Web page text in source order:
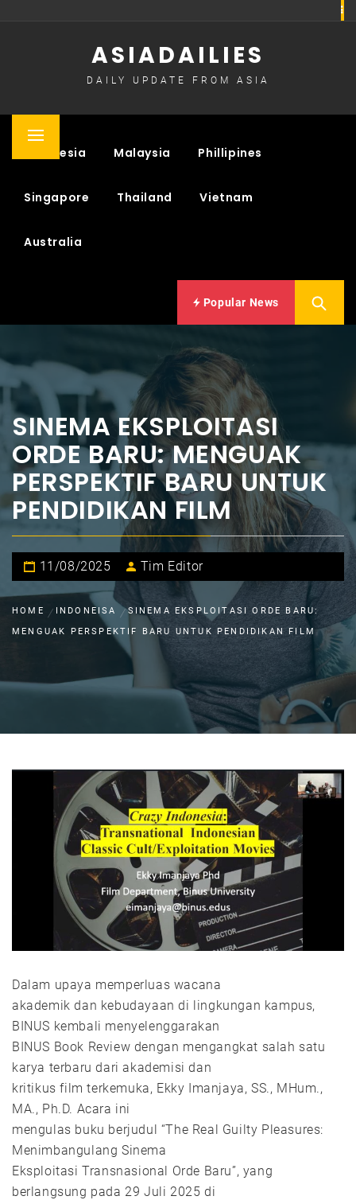
ASIADAILIES
DAILY UPDATE FROM ASIA
Primary
Indonesia Malaysia Phillipines
Singapore Thailand Vietnam
Australia
Popular News
SINEMA EKSPLOITASI
ORDE BARU: MENGUAK
PERSPEKTIF BARU UNTUK
PENDIDIKAN FILM
11/08/2025 Tim Editor
HOME INDONEISA
SINEMA EKSPLOITASI ORDE BARU:
MENGUAK PERSPEKTIF BARU UNTUK PENDIDIKAN FILM
Dalam upaya memperluas wacana
akademik dan kebudayaan di lingkungan kampus,
BINUS kembali menyelenggarakan
BINUS Book Review dengan mengangkat salah satu
karya terbaru dari akademisi dan
kritikus film terkemuka, Ekky Imanjaya, SS., MHum.,
MA., Ph.D. Acara ini
mengulas buku berjudul “The Real Guilty Pleasures:
Menimbangulang Sinema
Eksploitasi Transnasional Orde Baru”, yang
berlangsung pada 29 Juli 2025 di